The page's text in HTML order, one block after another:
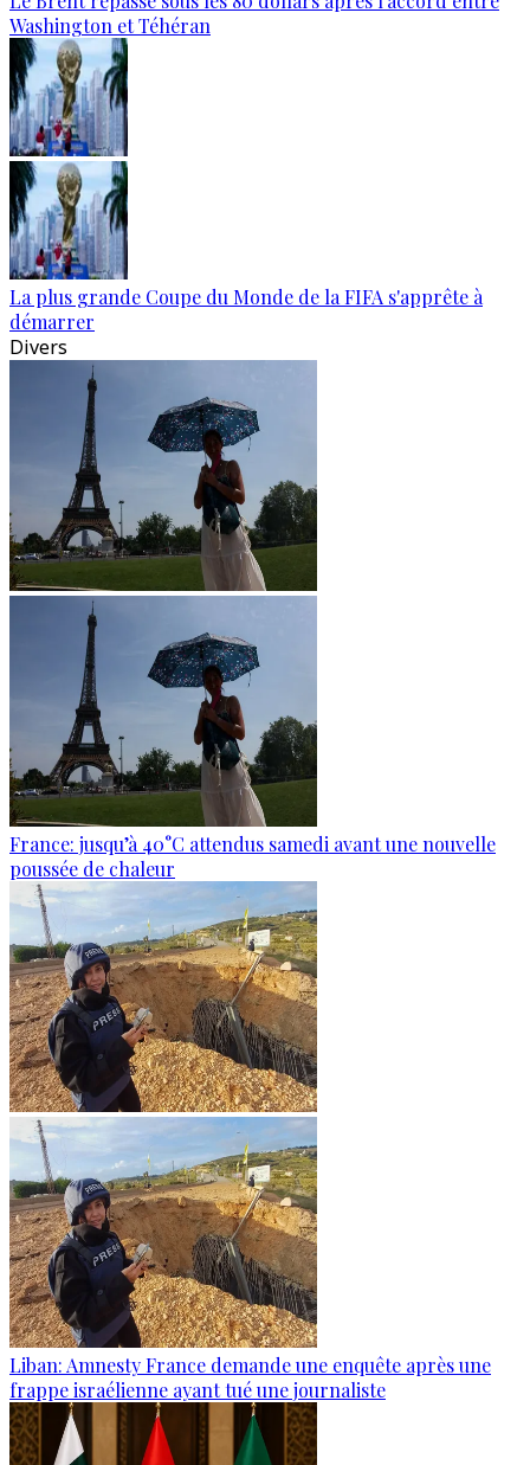
Washington et Téhéran
La plus grande Coupe du Monde de la FIFA s'apprête à
démarrer
Divers
France: jusqu’à 40°C attendus samedi avant une nouvelle
poussée de chaleur
Liban: Amnesty France demande une enquête après une
frappe israélienne ayant tué une journaliste